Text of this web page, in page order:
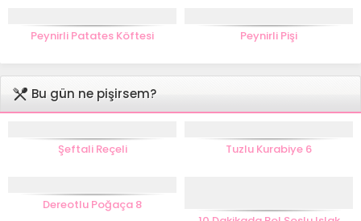
Peynirli Patates Köftesi Peynirli Pişi
Bu gün ne pişirsem?
Şeftali Reçeli Tuzlu Kurabiye 6
Dereotlu Poğaça 8